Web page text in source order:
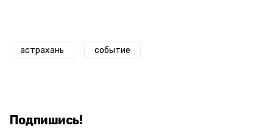
астрахань событие
Подпишись!